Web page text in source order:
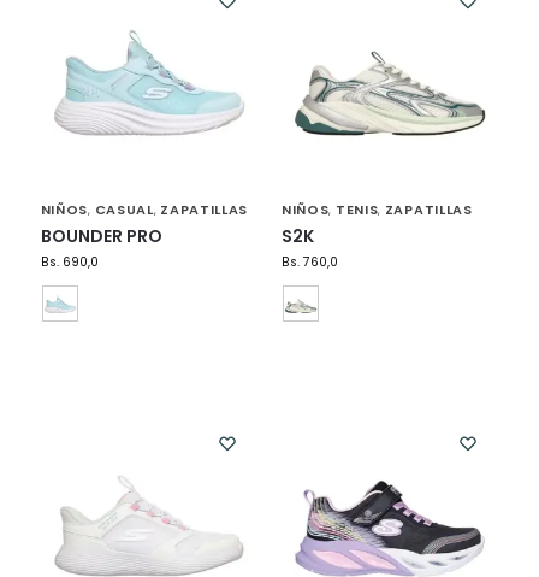
NIÑOS, CASUAL, ZAPATILLAS
BOUNDER PRO
Bs.690,0
NIÑOS, TENIS, ZAPATILLAS
S2K
Bs.760,0